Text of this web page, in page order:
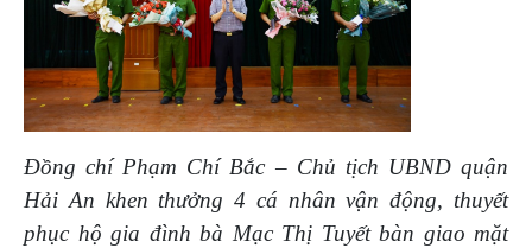
Đồng chí Phạm Chí Bắc – Chủ tịch UBND quận
Hải An khen thưởng 4 cá nhân vận động, thuyết
phục hộ gia đình bà Mạc Thị Tuyết bàn giao mặt